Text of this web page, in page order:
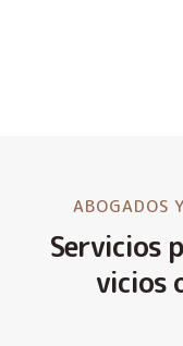
ABOGADOS
Servicios
vicios